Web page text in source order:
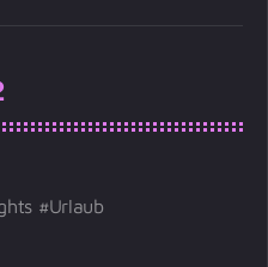
Urlaub